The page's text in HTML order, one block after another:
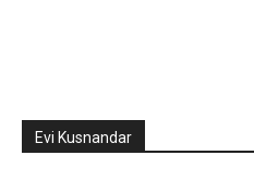
Evi Kusnandar